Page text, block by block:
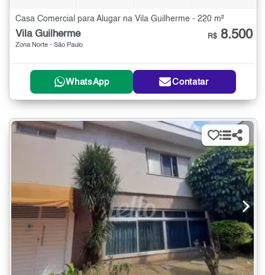
Casa Comercial para Alugar na Vila Guilherme - 220 m²
Vila Guilherme
Zona Norte - São Paulo
R$ 8.500
WhatsApp Contatar